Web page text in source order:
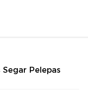
Segar Pelepas